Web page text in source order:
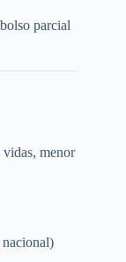
parcial
vidas, menor